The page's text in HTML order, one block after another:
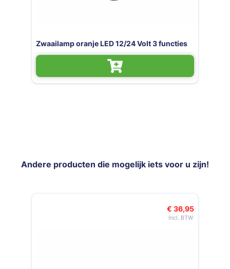
hoeksteun 12V/24V
Andere producten die mogelijk iets voor u zijn!
Navigeren door de elementen van de carrousel is mogelijk met
Druk om carrousel over te slaan
Druk op om naar carrouselnavigatie te gaan